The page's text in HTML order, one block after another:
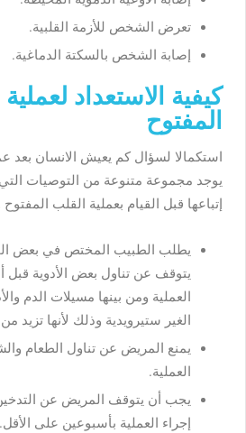
تعرض الشخص للأزمة القلبية.
إصابة الشخص بالسكتة الدماغية.
كيفية الاستعداد
المفتوح
استكمالا لسؤال كم يعيش الانسان بعد
يوجد مجموعة متنوعة من التوصيات
إتباعها قبل القيام بعملية القلب
يطلب الطبيب المختص في بعض
يتوقف عن تناول بعض الأدوية قبل
العملية ومن بينها مسيلات الدم
الغير ستيرويدية وذلك لأنها تزيد
يمنع المريض عن تناول الطعام
العملية.
يجب أن يتوقف المريض عن
إجراء العملية بأسبوعين على الأقل.